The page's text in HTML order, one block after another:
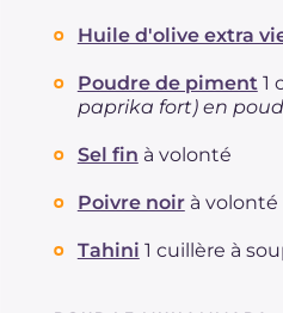
Huile d'olive extra
Poudre de piment 1
paprika fort) en
Sel fin à volonté
Poivre noir à volonté
Tahini 1 cuillère à